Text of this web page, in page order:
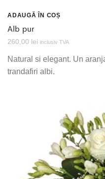
ADAUGĂ ÎN COȘ
Alb pur
260,00 lei inclusiv TVA
Natural si elegant. Un
trandafiri albi.